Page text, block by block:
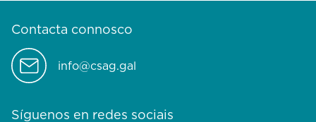
Contacta connosco
info@csag.gal
Síguenos en redes sociais